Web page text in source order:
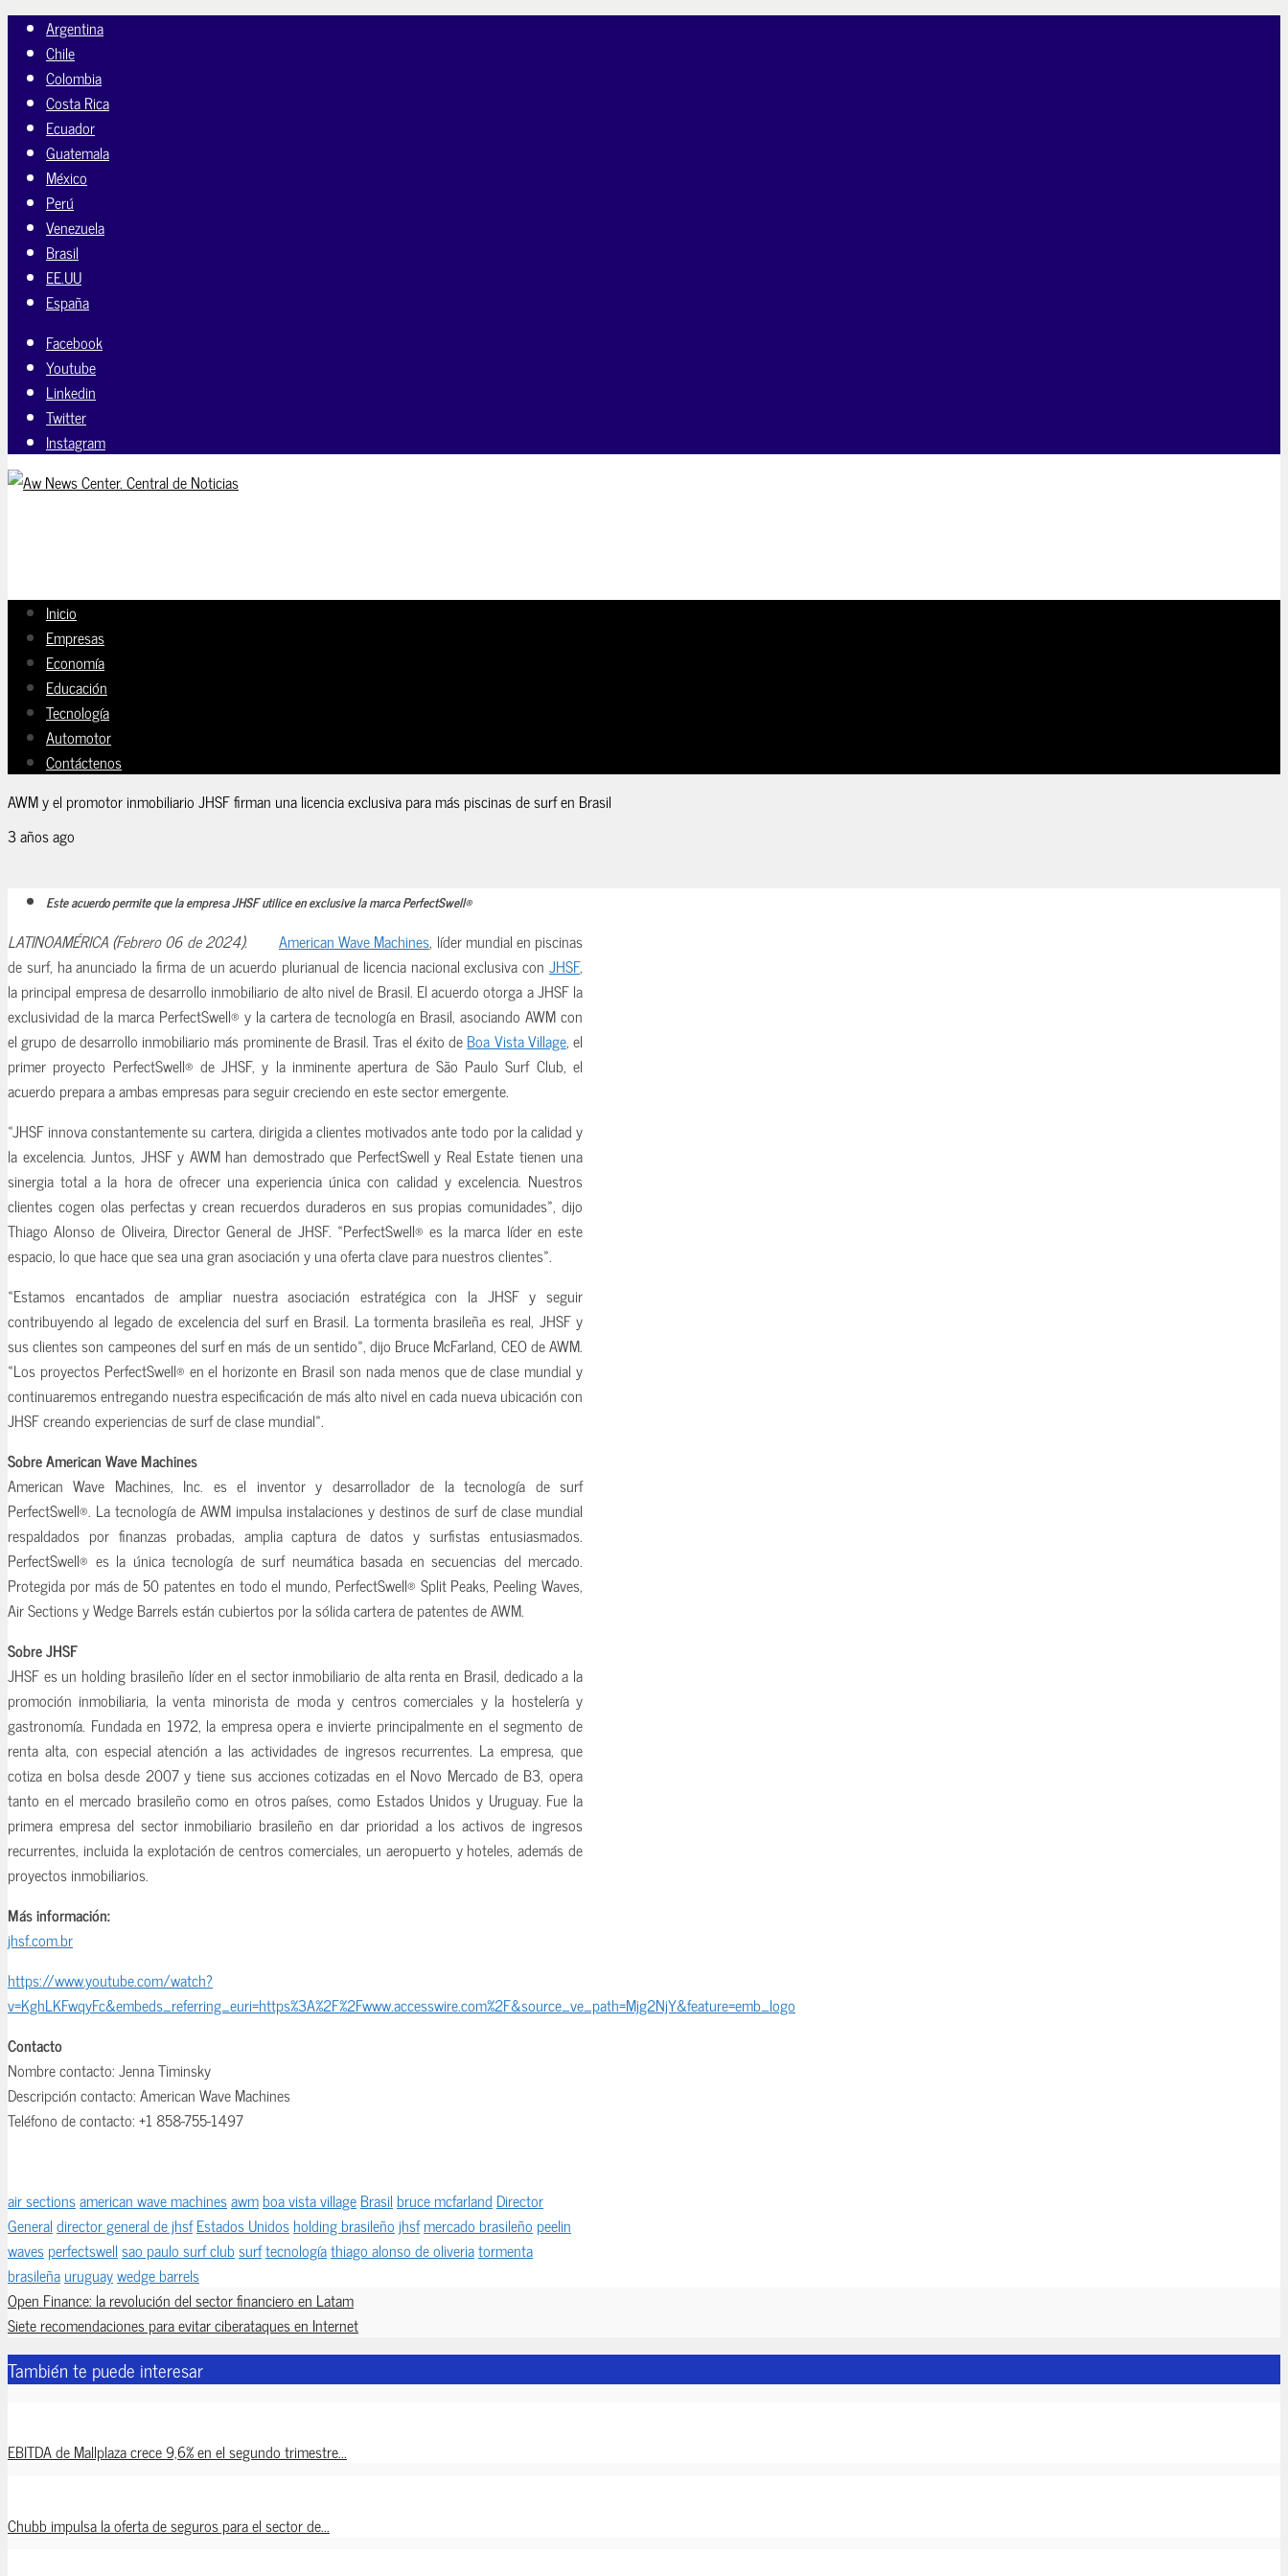
Argentina
Chile
Colombia
Costa Rica
Ecuador
Guatemala
México
Perú
Venezuela
Brasil
EE.UU
España
Facebook
Youtube
Linkedin
Twitter
Instagram
Inicio
Empresas
Economía
Educación
Tecnología
Automotor
Contáctenos
AWM y el promotor inmobiliario JHSF firman una licencia exclusiva para más piscinas de surf en Brasil
3 años ago
Este acuerdo permite que la empresa JHSF utilice en exclusive la marca PerfectSwell®
LATINOAMÉRICA (Febrero 06 de 2024). American Wave Machines, líder mundial en piscinas
de surf, ha anunciado la firma de un acuerdo plurianual de licencia nacional exclusiva con JHSF,
la principal empresa de desarrollo inmobiliario de alto nivel de Brasil. El acuerdo otorga a JHSF la
exclusividad de la marca PerfectSwell® y la cartera de tecnología en Brasil, asociando AWM con
el grupo de desarrollo inmobiliario más prominente de Brasil. Tras el éxito deBoa Vista Village, el
primer proyecto PerfectSwell® de JHSF, y la inminente apertura de São Paulo Surf Club, el
acuerdo prepara a ambas empresas para seguir creciendo en este sector emergente.
«JHSF innova constantemente su cartera, dirigida a clientes motivados ante todo por la calidad y
la excelencia. Juntos, JHSF y AWM han demostrado que PerfectSwell y Real Estate tienen una
sinergia total a la hora de ofrecer una experiencia única con calidad y excelencia. Nuestros
clientes cogen olas perfectas y crean recuerdos duraderos en sus propias comunidades», dijo
Thiago Alonso de Oliveira, Director General de JHSF. «PerfectSwell® es la marca líder en este
espacio, lo que hace que sea una gran asociación y una oferta clave para nuestros clientes».
«Estamos encantados de ampliar nuestra asociación estratégica con la JHSF y seguir
contribuyendo al legado de excelencia del surf en Brasil. La tormenta brasileña es real, JHSF y
sus clientes son campeones del surf en más de un sentido», dijo Bruce McFarland, CEO de AWM.
«Los proyectos PerfectSwell® en el horizonte en Brasil son nada menos que de clase mundial y
continuaremos entregando nuestra especificación de más alto nivel en cada nueva ubicación con
JHSF creando experiencias de surf de clase mundial».
Sobre American Wave Machines
American Wave Machines, Inc. es el inventor y desarrollador de la tecnología de surf
PerfectSwell®. La tecnología de AWM impulsa instalaciones y destinos de surf de clase mundial
respaldados por finanzas probadas, amplia captura de datos y surfistas entusiasmados.
PerfectSwell® es la única tecnología de surf neumática basada en secuencias del mercado.
Protegida por más de 50 patentes en todo el mundo, PerfectSwell® Split Peaks, Peeling Waves,
Air Sections y Wedge Barrels están cubiertos por la sólida cartera de patentes de AWM.
Sobre JHSF
JHSF es un holding brasileño líder en el sector inmobiliario de alta renta en Brasil, dedicado a la
promoción inmobiliaria, la venta minorista de moda y centros comerciales y la hostelería y
gastronomía. Fundada en 1972, la empresa opera e invierte principalmente en el segmento de
renta alta, con especial atención a las actividades de ingresos recurrentes. La empresa, que
cotiza en bolsa desde 2007 y tiene sus acciones cotizadas en el Novo Mercado de B3, opera
tanto en el mercado brasileño como en otros países, como Estados Unidos y Uruguay. Fue la
primera empresa del sector inmobiliario brasileño en dar prioridad a los activos de ingresos
recurrentes, incluida la explotación de centros comerciales, un aeropuerto y hoteles, además de
proyectos inmobiliarios.
Más información:
jhsf.com.br
https://www.youtube.com/watch?
v=KghLKFwqyFc&embeds_referring_euri=https%3A%2F%2Fwww.accesswire.com%2F&source_ve_path=Mjg2NjY&feature=emb_logo
Contacto
Nombre contacto: Jenna Timinsky
Descripción contacto: American Wave Machines
Teléfono de contacto: +1 858-755-1497
air sectionsamerican wave machinesawmboa vista villageBrasilbruce mcfarland Director
Generaldirector general de jhsfEstados Unidosholding brasileño jhsfmercado brasileño peelin
wavesperfectswellsao paulo surf clubsurftecnologíathiago alonso de oliveriatormenta
brasileñauruguaywedge barrels
Open Finance: la revolución del sector financiero en Latam
Siete recomendaciones para evitar ciberataques en Internet
También te puede interesar
EBITDA de Mallplaza crece 9,6% en el segundo trimestre...
Chubb impulsa la oferta de seguros para el sector de...